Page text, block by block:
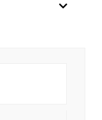
昇給制度を設
なガラディナーや
クレインのメンバ
デー・お夏休